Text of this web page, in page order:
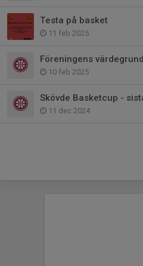
Testa på basket
11 feb 2025
Föreningens värdegrund
10 feb 2025
11 dec 2024